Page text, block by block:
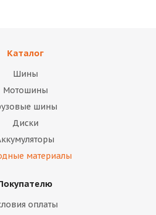
Каталог
Шины
Мотошины
шины
Диски
материалы
оплаты